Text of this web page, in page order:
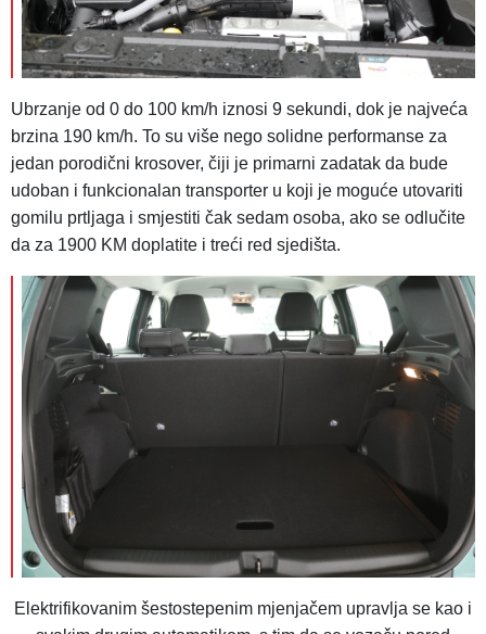
Ubrzanje od 0 do 100 km/h iznosi 9 sekundi, dok je najveća
brzina 190 km/h. To su više nego solidne performanse za
jedan porodični krosover, čiji je primarni zadatak da bude
udoban i funkcionalan transporter u koji je moguće utovariti
gomilu prtljaga i smjestiti čak sedam osoba, ako se odlučite
da za 1900 KM doplatite i treći red sjedišta.
Elektrifikovanim šestostepenim mjenjačem upravlja se kao i